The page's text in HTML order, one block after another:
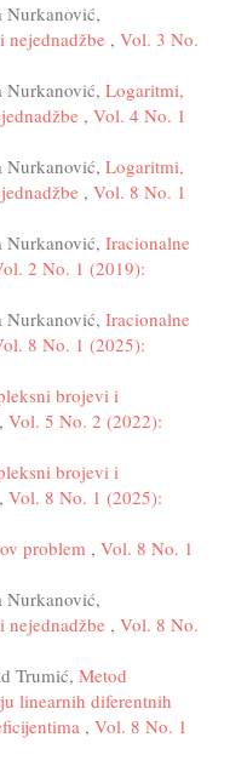
Nurkanović,
nejednadžbe , Vol. 3 No.
Nurkanović, Logaritmi,
, Vol. 4 No. 1
Nurkanović, Logaritmi,
, Vol. 8 No. 1
Nurkanović, Iracionalne
2 No. 1 (2019):
Nurkanović, Iracionalne
8 No. 1 (2025):
brojevi i
, Vol. 5 No. 2 (2022):
brojevi i
, Vol. 8 No. 1 (2025):
problem , Vol. 8 No. 1
Nurkanović,
nejednadžbe , Vol. 8 No.
Trumić, Metod
linearnih diferentnih
, Vol. 8 No. 1